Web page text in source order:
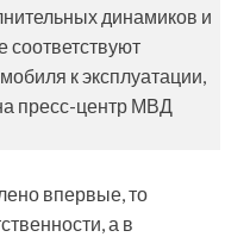
динамиков и
соответствуют
к эксплуатации,
пресс-центр МВД
впервые, то
а в